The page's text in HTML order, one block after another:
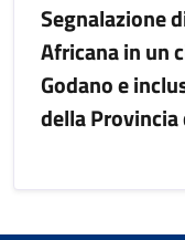
Segnalazione
Africana in un
Godano e
della